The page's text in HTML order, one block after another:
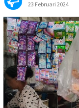
23 Februari 2024